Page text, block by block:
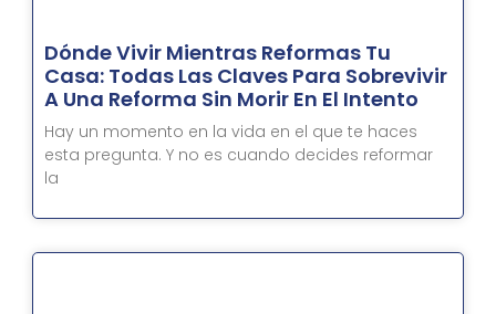
Dónde Vivir Mientras Reformas Tu
Casa: Todas Las Claves Para Sobrevivir
A Una Reforma Sin Morir En El Intento
Hay un momento en la vida en el que te haces
esta pregunta. Y no es cuando decides reformar
la